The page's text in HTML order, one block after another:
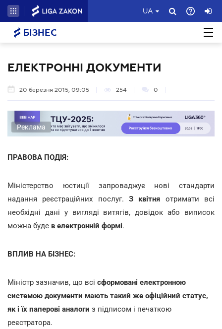
UA
БІЗНЕС
ЕЛЕКТРОННІ ДОКУМЕНТИ
20 березня 2015, 09:05 254 0
Реклама
ПРАВОВА ПОДІЯ:
Міністерство юстиції запроваджує нові стандарти
надання реєстраційних послуг. З квітня отримати всі
необхідні дані у вигляді витягів, довідок або виписок
можна буде в електронній формі.
ВПЛИВ НА БІЗНЕС:
Міністр зазначив, що всі сформовані електронною
системою документи мають такий же офіційний статус,
як і їх паперові аналоги з підписом і печаткою
реєстратора.